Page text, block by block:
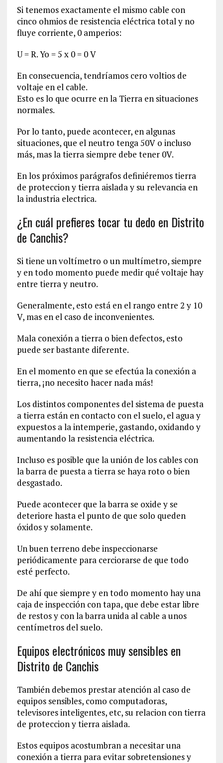
Si tenemos exactamente el mismo cable con
cinco ohmios de resistencia eléctrica total y no
fluye corriente, 0 amperios:
U = R. Yo = 5 x 0 = 0 V
En consecuencia, tendríamos cero voltios de
voltaje en el cable.
Esto es lo que ocurre en la Tierra en situaciones
normales.
Por lo tanto, puede acontecer, en algunas
situaciones, que el neutro tenga 50V o incluso
más, mas la tierra siempre debe tener 0V.
En los próximos parágrafos definiéremos tierra
de proteccion y tierra aislada y su relevancia en
la industria electrica.
¿En cuál prefieres tocar tu dedo en Distrito
de Canchis?
Si tiene un voltímetro o un multímetro, siempre
y en todo momento puede medir qué voltaje hay
entre tierra y neutro.
Generalmente, esto está en el rango entre 2 y 10
V, mas en el caso de inconvenientes.
Mala conexión a tierra o bien defectos, esto
puede ser bastante diferente.
En el momento en que se efectúa la conexión a
tierra, ¡no necesito hacer nada más!
Los distintos componentes del sistema de puesta
a tierra están en contacto con el suelo, el agua y
expuestos a la intemperie, gastando, oxidando y
aumentando la resistencia eléctrica.
Incluso es posible que la unión de los cables con
la barra de puesta a tierra se haya roto o bien
desgastado.
Puede acontecer que la barra se oxide y se
deteriore hasta el punto de que solo queden
óxidos y solamente.
Un buen terreno debe inspeccionarse
periódicamente para cerciorarse de que todo
esté perfecto.
De ahí que siempre y en todo momento hay una
caja de inspección con tapa, que debe estar libre
de restos y con la barra unida al cable a unos
centímetros del suelo.
Equipos electrónicos muy sensibles en
Distrito de Canchis
También debemos prestar atención al caso de
equipos sensibles, como computadoras,
televisores inteligentes, etc, su relacion con tierra
de proteccion y tierra aislada.
Estos equipos acostumbran a necesitar una
conexión a tierra para evitar sobretensiones y